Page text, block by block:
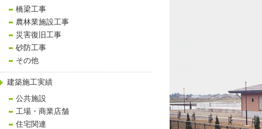
橋梁工事
農林業施設工事
災害復旧工事
砂防工事
その他
建築施工実績
公共施設
工場・商業店舗
住宅関連